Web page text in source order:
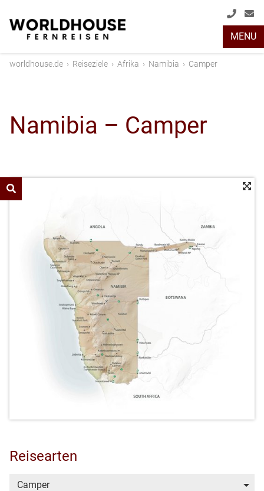
+49
(0)
MENU
worldhouse.de › Reiseziele › Afrika › Namibia › Camper
Namibia – Camper
Reisearten
Camper